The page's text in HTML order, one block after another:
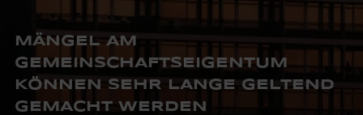
MÄNGEL AM
GEMEINSCHAFTSEIGENTUM
KÖNNEN SEHR LANGE GELTEND
GEMACHT WERDEN